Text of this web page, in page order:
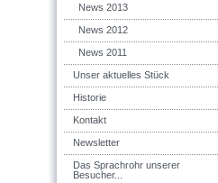
News 2013
News 2012
News 2011
Unser aktuelles Stück
Historie
Kontakt
Newsletter
Das Sprachrohr unserer
Besucher...